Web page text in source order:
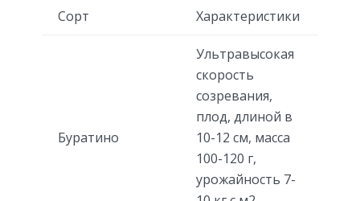
Сорт Характеристики
Буратино
Ультравысокая
скорость
созревания,
плод, длиной в
10-12 см, масса
100-120 г,
урожайность 7-